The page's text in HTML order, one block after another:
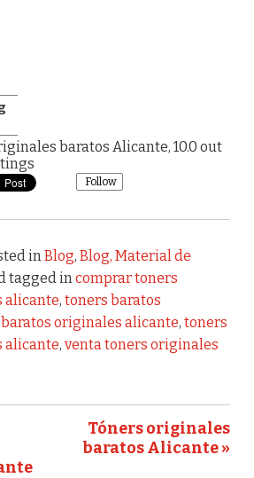
baratos Alicante, 10.0 out
Follow
in Blog, Blog, Material de
tagged in comprar toners
alicante, toners baratos
originales alicante, toners
alicante, venta toners originales
Tóners originales
baratos Alicante »